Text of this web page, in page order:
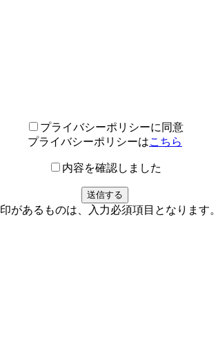
プライバシーポリシーに同意
プライバシーポリシーはこちら
内容を確認しました
印があるものは、入力必須項目となります。